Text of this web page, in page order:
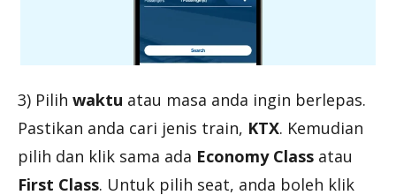
3) Pilih waktu atau masa anda ingin berlepas.
Pastikan anda cari jenis train, KTX. Kemudian
pilih dan klik sama ada Economy Class atau
First Class. Untuk pilih seat, anda boleh klik